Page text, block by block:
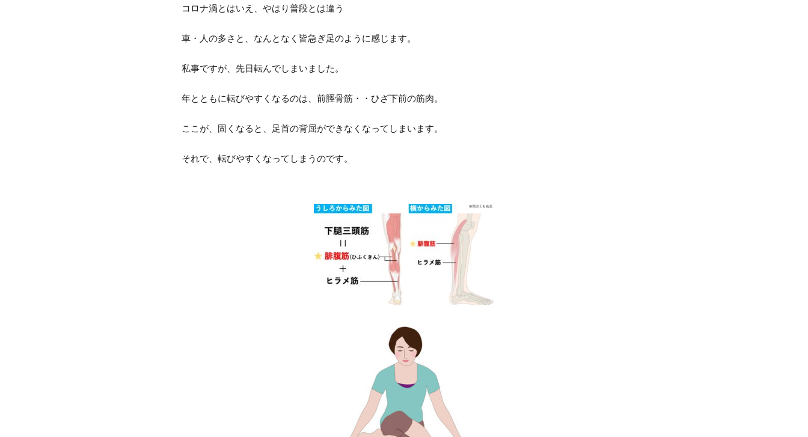
コロナ渦とはいえ、やはり普段とは違う
車・人の多さと、なんとなく皆急ぎ足のように感じます。
私事ですが、先日転んでしまいました。
年とともに転びやすくなるのは、前脛骨筋・・ひざ下前の筋肉。
ここが、固くなると、足首の背屈ができなくなってしまいます。
それで、転びやすくなってしまうのです。